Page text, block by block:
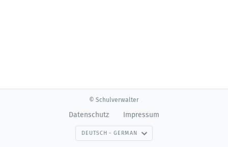
© Schulverwalter
Datenschutz Impressum
DEUTSCH - GERMAN